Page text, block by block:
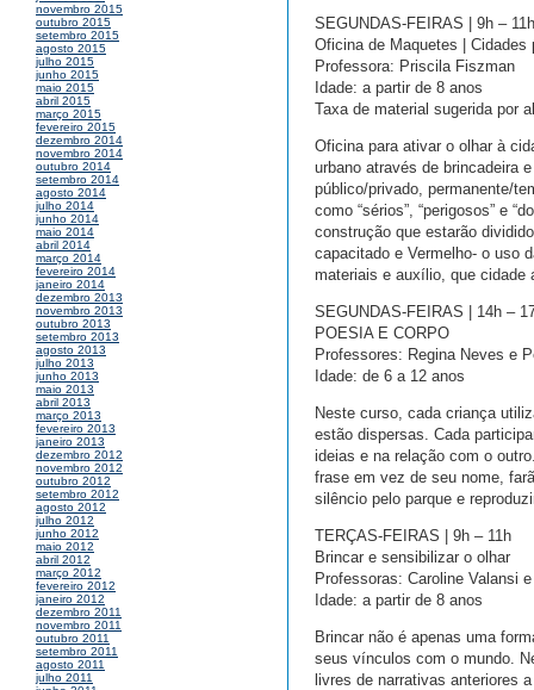
novembro 2015
outubro 2015
setembro 2015
agosto 2015
julho 2015
junho 2015
maio 2015
abril 2015
março 2015
fevereiro 2015
dezembro 2014
novembro 2014
outubro 2014
setembro 2014
agosto 2014
julho 2014
junho 2014
maio 2014
abril 2014
março 2014
fevereiro 2014
janeiro 2014
dezembro 2013
novembro 2013
outubro 2013
setembro 2013
agosto 2013
julho 2013
junho 2013
maio 2013
abril 2013
março 2013
fevereiro 2013
janeiro 2013
dezembro 2012
novembro 2012
outubro 2012
setembro 2012
agosto 2012
julho 2012
junho 2012
maio 2012
abril 2012
março 2012
fevereiro 2012
janeiro 2012
dezembro 2011
novembro 2011
outubro 2011
setembro 2011
agosto 2011
julho 2011
SEGUNDAS-FEIRAS | 9h – 11h
Oficina de Maquetes | Cidades
Professora: Priscila Fiszman
Idade: a partir de 8 anos
Taxa de material sugerida por
Oficina para ativar o olhar à
urbano através de brincadeira
público/privado, permanente/
como “sérios”, “perigosos” e
construção que estarão
capacitado e Vermelho- o uso
materiais e auxílio, que cidade
SEGUNDAS-FEIRAS | 14h –
POESIA E CORPO
Professores: Regina Neves e
Idade: de 6 a 12 anos
Neste curso, cada criança
estão dispersas. Cada
ideias e na relação com o
frase em vez de seu nome,
silêncio pelo parque e
TERÇAS-FEIRAS | 9h – 11h
Brincar e sensibilizar o olhar
Professoras: Caroline Valansi
Idade: a partir de 8 anos
Brincar não é apenas uma
seus vínculos com o mundo.
livres de narrativas anteriores